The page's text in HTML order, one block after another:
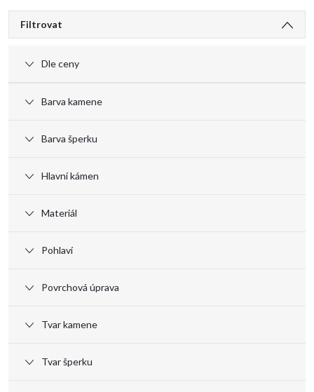
Filtrovat
Dle ceny
Barva kamene
Barva šperku
Hlavní kámen
Materiál
Pohlaví
Povrchová úprava
Tvar kamene
Tvar šperku
V